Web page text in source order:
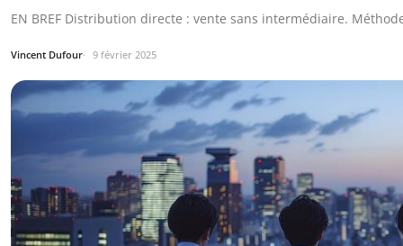
EN BREF Distribution directe : vente sans intermédiaire.
Vincent Dufour 9 février 2025